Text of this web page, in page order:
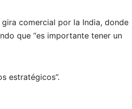
comercial por la India, donde
que “es importante tener un
estratégicos”.